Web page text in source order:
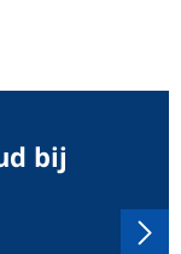
bij